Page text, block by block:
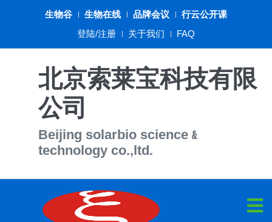
生物谷 生物在线 品牌会议
行云公开课
登陆/注册
关于我们 FAQ
北京索莱宝科技有限
公司
Beijing solarbio science﹠
technology co.,ltd.